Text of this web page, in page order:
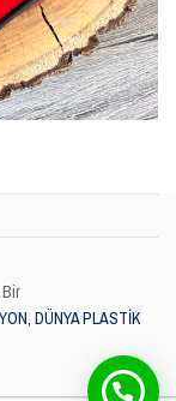
DÜNYA PLASTİK